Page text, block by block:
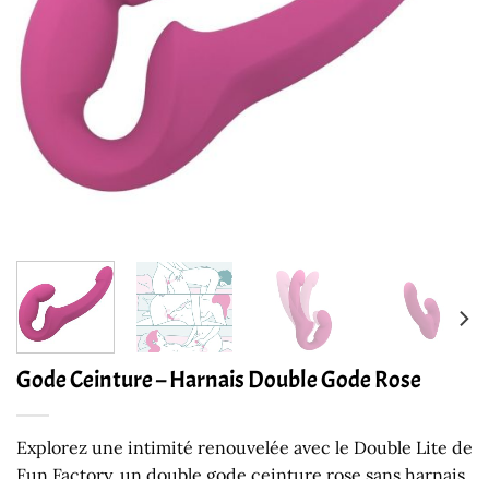
Gode Ceinture – Harnais Double Gode Rose
Explorez une intimité renouvelée avec le Double Lite de
Fun Factory, un double gode ceinture rose sans harnais,